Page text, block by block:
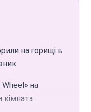
чесну
сучасних
навколо
кімната